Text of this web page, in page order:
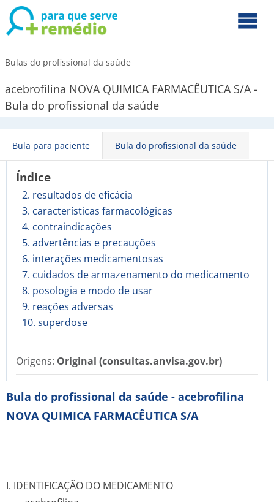
Bulas do profissional da saúde
acebrofilina NOVA QUIMICA FARMACÊUTICA S/A -
Bula do profissional da saúde
Bula para paciente Bula do profissional da saúde
Índice
2. resultados de eficácia
3. características farmacológicas
4. contraindicações
5. advertências e precauções
6. interações medicamentosas
7. cuidados de armazenamento do medicamento
8. posologia e modo de usar
9. reações adversas
10. superdose
Origens: Original (consultas.anvisa.gov.br)
Bula do profissional da saúde - acebrofilina
NOVA QUIMICA FARMACÊUTICA S/A
I. IDENTIFICAÇÃO DO MEDICAMENTO